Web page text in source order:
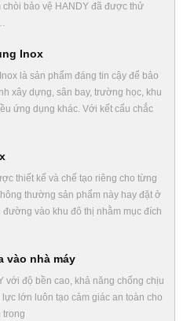
chòi bảo vệ HANDY đã được thử
Inox
là sản phẩm đáng tin cậy để bảo
xây dựng, sân bay, trường học, khu
ứng dụng khác. Với kết cấu chắc
thiết kế và chế tạo riêng cho từng
thường sản phẩm này hay đặt ở
vào khu đô thị nhằm mục đích
vào nhà máy
với độ bền cao, khả năng chống chịu
lớn luôn tạo cảm giác an toàn cho
trong